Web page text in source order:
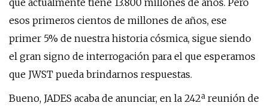
que actualmente tiene 13.800 millones de años. Pero
esos primeros cientos de millones de años, ese
primer 5% de nuestra historia cósmica, sigue siendo
el gran signo de interrogación para el que esperamos
que JWST pueda brindarnos respuestas.
Bueno, JADES acaba de anunciar, en la 242ª reunión de